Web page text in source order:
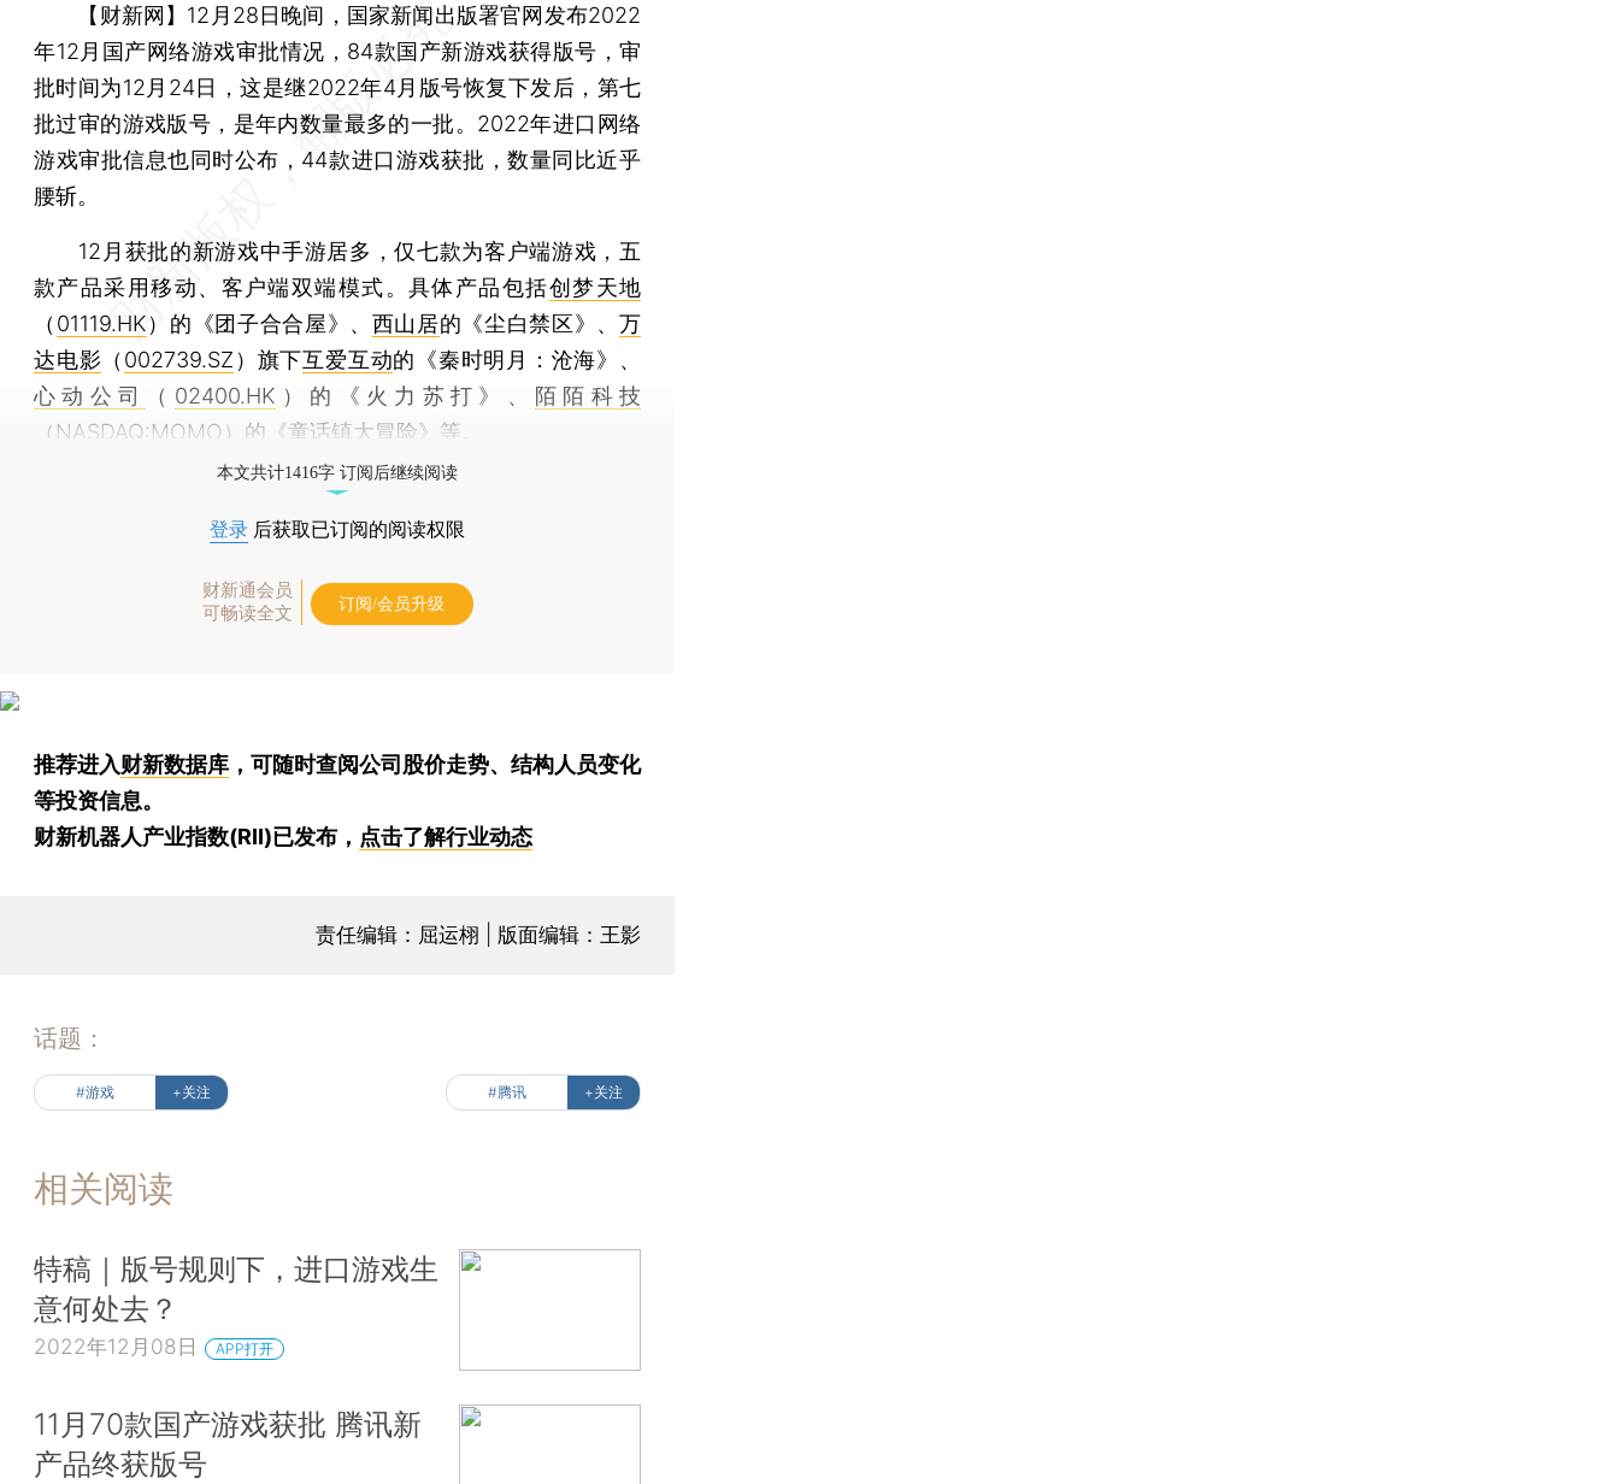
【财新网】 12月28日晚间，国家新闻出版署官网发布2022
年12月国产网络游戏审批情况，84款国产新游戏获得版号，审
批时间为12月24日，这是继2022年4月版号恢复下发后，第七
批过审的游戏版号，是年内数量最多的一批。2022年进口网络
游戏审批信息也同时公布，44款进口游戏获批，数量同比近乎
腰斩。
12月获批的新游戏中手游居多，仅七款为客户端游戏，五
款产品采用移动、客户端双端模式。具体产品包括创梦天地
（ 01119.HK）的《团子合合屋》、 西山居的《尘白禁区》、万
达电影 （ 002739.SZ ）旗下互爱互动的《秦时明月：沧海》、
心动公司
（ 02400.HK ）的《火力苏打》、 陌陌科技
（NASDAQ:MOMO）的《童话镇大冒险》等。
本文共计1416字 订阅后继续阅读
登录 后获取已订阅的阅读权限
财新通会员
可畅读全文
订阅/会员升级
推荐进入财新数据库 ，可随时查阅公司股价走势、结构人员变化
等投资信息。
财新机器人产业指数(RII)已发布， 点击了解行业动态
责任编辑：屈运栩 | 版面编辑：王影
话题：
#游戏 +关注 #腾讯 +关注
相关阅读
特稿｜版号规则下，进口游戏生
意何处去？
2022年12月08日 APP打开
11月70款国产游戏获批 腾讯新
产品终获版号